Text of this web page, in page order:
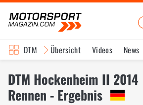
DTM Übersicht Videos News
DTM Hockenheim II 2014
Rennen - Ergebnis